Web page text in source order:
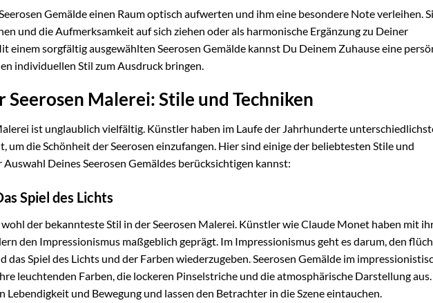
Gemälde einen Raum optisch aufwerten und ihm eine besondere Note verleihen.
und die Aufmerksamkeit auf sich ziehen oder als harmonische Ergänzung zu Deiner
einem sorgfältig ausgewählten Seerosen Gemälde kannst Du Deinem Zuhause eine
individuellen Stil zum Ausdruck bringen.
Malerei: Stile und Techniken
ist unglaublich vielfältig. Künstler haben im Laufe der Jahrhunderte
um die Schönheit der Seerosen einzufangen. Hier sind einige der beliebtesten Stile und
Auswahl Deines Seerosen Gemäldes berücksichtigen kannst:
Spiel des Lichts
der bekannteste Stil in der Seerosen Malerei. Künstler wie Claude Monet haben mit
den Impressionismus maßgeblich geprägt. Im Impressionismus geht es darum, den
das Spiel des Lichts und der Farben wiederzugeben. Seerosen Gemälde im
leuchtenden Farben, die lockeren Pinselstriche und die atmosphärische Darstellung aus.
und Bewegung und lassen den Betrachter in die Szene eintauchen.